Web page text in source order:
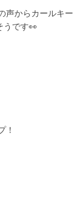
声からカールキー
うです👀
！